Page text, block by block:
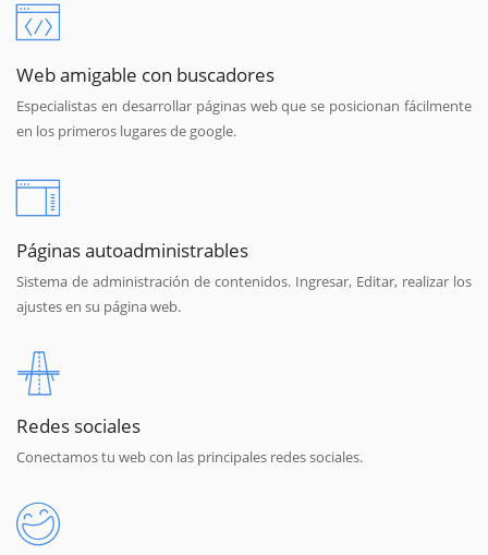
Web amigable con buscadores
Especialistas en desarrollar páginas web que se posicionan fácilmente
en los primeros lugares de google.
Páginas autoadministrables
Sistema de administración de contenidos. Ingresar, Editar, realizar los
ajustes en su página web.
Redes sociales
Conectamos tu web con las principales redes sociales.